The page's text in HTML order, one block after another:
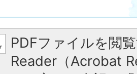
PDFファイルを閲
Reader（Acrobat